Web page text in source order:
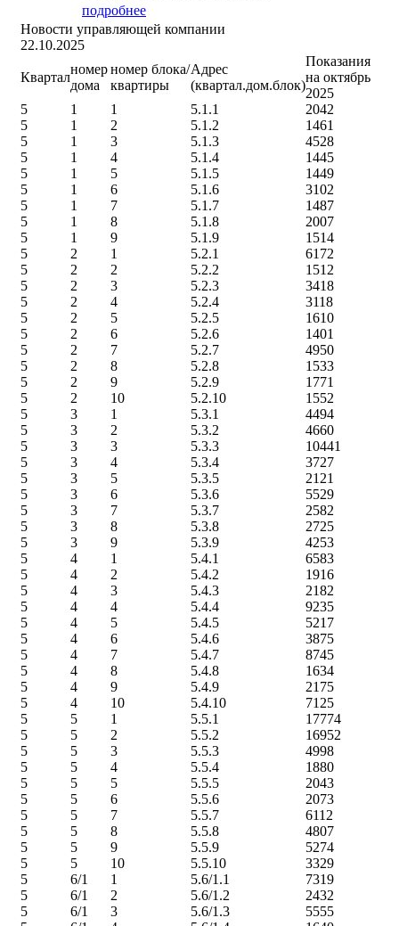
подробнее
Новости управляющей компании
22.10.2025
Квартал
номер
дома
номер блока/
квартиры
Адрес
(квартал.дом.блок)
Показания
на октябрь
2025
5
1 1 5.1.1
2042
5
1 2 5.1.2
1461
5
1 3 5.1.3
4528
5
1 4 5.1.4
1445
5
1 5 5.1.5
1449
5
1 6 5.1.6
3102
5
1 7 5.1.7
1487
5
1 8 5.1.8
2007
5
1 9 5.1.9
1514
5
2 1 5.2.1
6172
5
2 2 5.2.2
1512
5
2 3 5.2.3
3418
5
2 4 5.2.4
3118
5
2 5 5.2.5
1610
5
2 6 5.2.6
1401
5
2 7 5.2.7
4950
5
2 8 5.2.8
1533
5
2 9 5.2.9
1771
5
2 10 5.2.10
1552
5
3 1 5.3.1
4494
5
3 2 5.3.2
4660
5
3 3 5.3.3
10441
5
3 4 5.3.4
3727
5
3 5 5.3.5
2121
5
3 6 5.3.6
5529
5
3 7 5.3.7
2582
5
3 8 5.3.8
2725
5
3 9 5.3.9
4253
5
4 1 5.4.1
6583
5
4 2 5.4.2
1916
5
4 3 5.4.3
2182
5
4 4 5.4.4
9235
5
4 5 5.4.5
5217
5
4 6 5.4.6
3875
5
4 7 5.4.7
8745
5
4 8 5.4.8
1634
5
4 9 5.4.9
2175
5
4 10 5.4.10
7125
5
5 1 5.5.1
17774
5
5 2 5.5.2
16952
5
5 3 5.5.3
4998
5
5 4 5.5.4
1880
5
5 5 5.5.5
2043
5
5 6 5.5.6
2073
5
5 7 5.5.7
6112
5
5 8 5.5.8
4807
5
5 9 5.5.9
5274
5
5 10 5.5.10
3329
5
6/1 1 5.6/1.1
7319
5
6/1 2 5.6/1.2
2432
5
6/1 3 5.6/1.3
5555